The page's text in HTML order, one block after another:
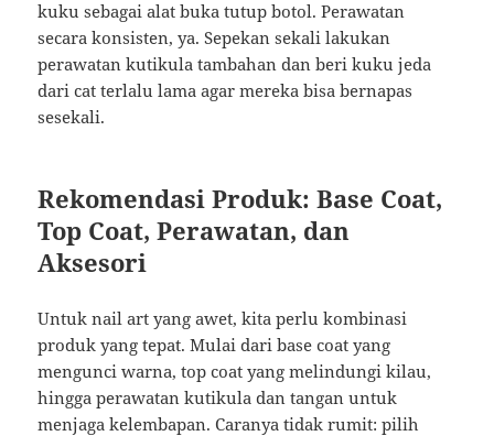
kuku sebagai alat buka tutup botol. Perawatan
secara konsisten, ya. Sepekan sekali lakukan
perawatan kutikula tambahan dan beri kuku jeda
dari cat terlalu lama agar mereka bisa bernapas
sesekali.
Rekomendasi Produk: Base Coat,
Top Coat, Perawatan, dan
Aksesori
Untuk nail art yang awet, kita perlu kombinasi
produk yang tepat. Mulai dari base coat yang
mengunci warna, top coat yang melindungi kilau,
hingga perawatan kutikula dan tangan untuk
menjaga kelembapan. Caranya tidak rumit: pilih